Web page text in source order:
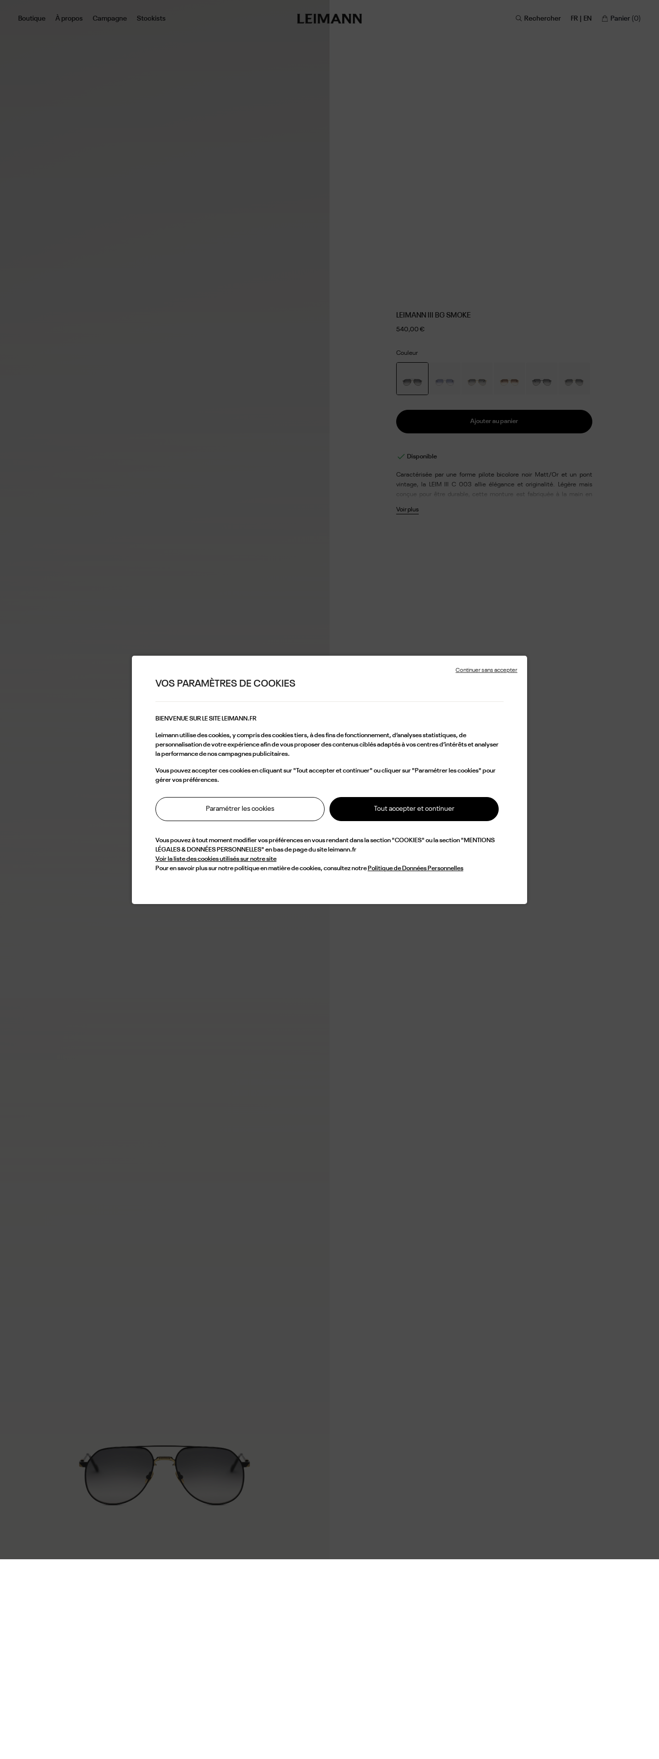
Boutique À propos Campagne Stockists Panier (0)
FR | EN
Rechercher
LEIMANN III BG SMOKE
540,00 €
Couleur
Ajouter au panier
 Disponible
Caractérisée par une forme pilote bicolore noir Matt/Or et un pont
vintage, la LEIM III C 003 allie élégance et originalité. Légère mais
conçue pour être durable, cette monture est fabriquée à la main en
caractérise par des manchons gravés en filigrane. Ses verres sont
Voir plus
VOS PARAMÈTRES DE COOKIES
BIENVENUE SUR LE SITE LEIMANN.FR
Leimann utilise des cookies, y compris des cookies tiers, à des fins de fonctionnement, d’analyses statistiques, de
personnalisation de votre expérience afin de vous proposer des contenus ciblés adaptés à vos centres d’intérêts et analyser
la performance de nos campagnes publicitaires.
Vous pouvez accepter ces cookies en cliquant sur "Tout accepter et continuer" ou cliquer sur "Paramétrer les cookies" pour
gérer vos préférences.
Paramétrer les cookies Tout accepter et continuer
Vous pouvez à tout moment modifier vos préférences en vous rendant dans la section "COOKIES" ou la section "MENTIONS
LÉGALES & DONNÉES PERSONNELLES" en bas de page du site leimann.fr
Voir la liste des cookies utilisés sur notre site
Pour en savoir plus sur notre politique en matière de cookies, consultez notre Politique de Données Personnelles
Continuer sans accepter